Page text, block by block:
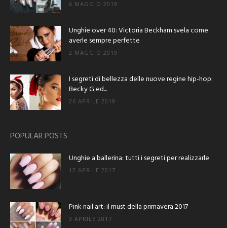
6 MAGGIO 2019
Unghie over 40: Victoria Beckham svela come
averle sempre perfette
2 MAGGIO 2019
I segreti di bellezza delle nuove regine hip-hop:
Becky G ed...
26 APRILE 2019
POPULAR POSTS
Unghie a ballerina: tutti i segreti per realizzarle
12 APRILE 2017
Pink nail art: il must della primavera 2017
3 APRILE 2017